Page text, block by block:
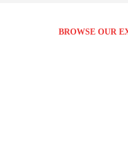
BROWSE OUR